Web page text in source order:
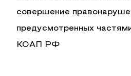
совершение
предусмотренных
КОАП РФ